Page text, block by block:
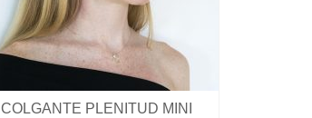
COLGANTE PLENITUD MINI